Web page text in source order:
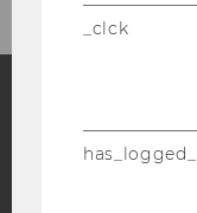
_clck